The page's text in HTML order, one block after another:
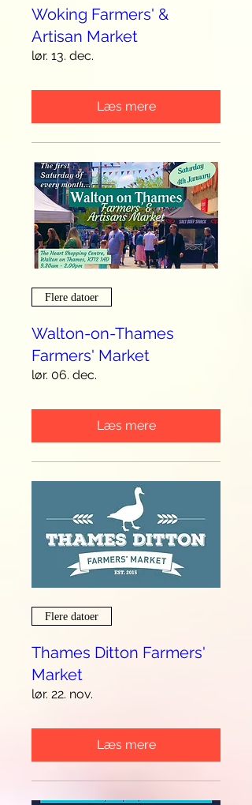
Woking Farmers' &
Artisan Market
lør. 13. dec.
Læs mere
Flere datoer
Walton-on-Thames
Farmers' Market
lør. 06. dec.
Læs mere
Flere datoer
Thames Ditton Farmers'
Market
lør. 22. nov.
Læs mere